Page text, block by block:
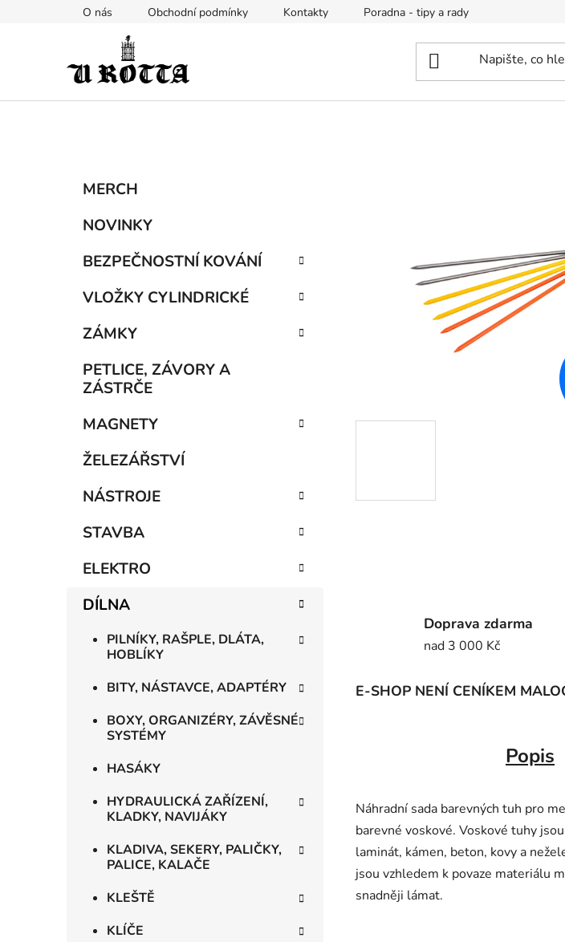
O nás Obchodní podmínky Kontakty Poradna - tipy a rady
Přeskočit
kategorie
MERCH
NOVINKY
BEZPEČNOSTNÍ KOVÁNÍ
VLOŽKY CYLINDRICKÉ
ZÁMKY
PETLICE, ZÁVORY A
ZÁSTRČE
MAGNETY
ŽELEZÁŘSTVÍ
NÁSTROJE
STAVBA
ELEKTRO
DÍLNA
PILNÍKY, RAŠPLE, DLÁTA,
HOBLÍKY
BITY, NÁSTAVCE, ADAPTÉRY
BOXY, ORGANIZÉRY, ZÁVĚSNÉ
SYSTÉMY
HASÁKY
HYDRAULICKÁ ZAŘÍZENÍ,
KLADKY, NAVIJÁKY
KLADIVA, SEKERY, PALIČKY,
PALICE, KALAČE
KLEŠTĚ
KLÍČE
Doprava zdarma
nad 3 000 Kč
E-SHOP NENÍ CENÍKEM
Popis
Náhradní sada barevných tuh pro
barevné voskové. Voskové tuhy
laminát, kámen, beton, kovy a
jsou vzhledem k povaze materiálu
snadněji lámat.